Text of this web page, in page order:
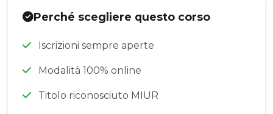
Perché scegliere questo corso
Iscrizioni sempre aperte
Modalità 100% online
Titolo riconosciuto MIUR